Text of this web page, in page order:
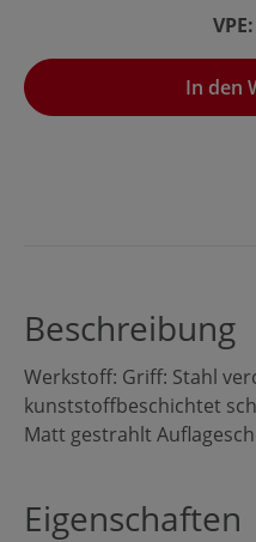
VPE:
In den
Beschreibung
Werkstoff: Griff: Stahl
kunststoffbeschichtet
Matt gestrahlt
Eigenschaften